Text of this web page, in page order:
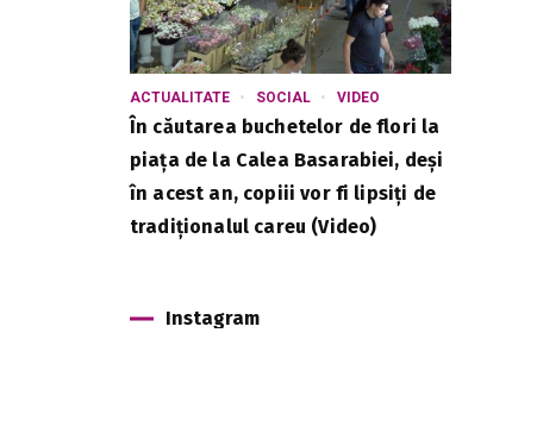
ACTUALITATE SOCIAL VIDEO
În căutarea buchetelor de flori la
piața de la Calea Basarabiei, deși
în acest an, copiii vor fi lipsiți de
tradiționalul careu (Video)
Instagram